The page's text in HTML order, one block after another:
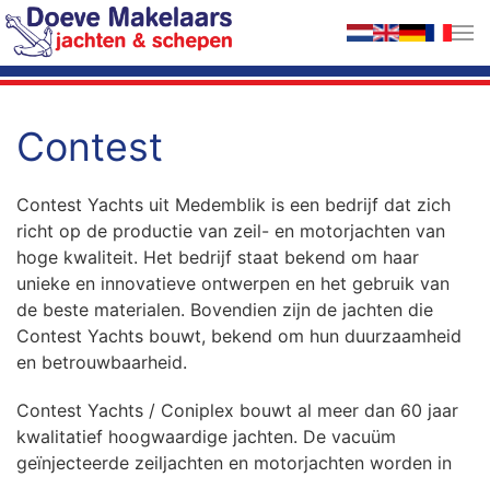
Terug naar hoofdinhoud
Contest
Contest Yachts uit Medemblik is een bedrijf dat zich
richt op de productie van zeil- en motorjachten van
hoge kwaliteit. Het bedrijf staat bekend om haar
unieke en innovatieve ontwerpen en het gebruik van
de beste materialen. Bovendien zijn de jachten die
Contest Yachts bouwt, bekend om hun duurzaamheid
en betrouwbaarheid.
Contest Yachts / Coniplex bouwt al meer dan 60 jaar
kwalitatief hoogwaardige jachten. De vacuüm
geïnjecteerde zeiljachten en motorjachten worden in